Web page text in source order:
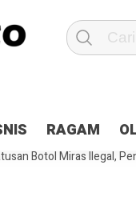
RAGAM
di Kota Jayapura
Hibah Pilkada
Botol Miras Ilegal,